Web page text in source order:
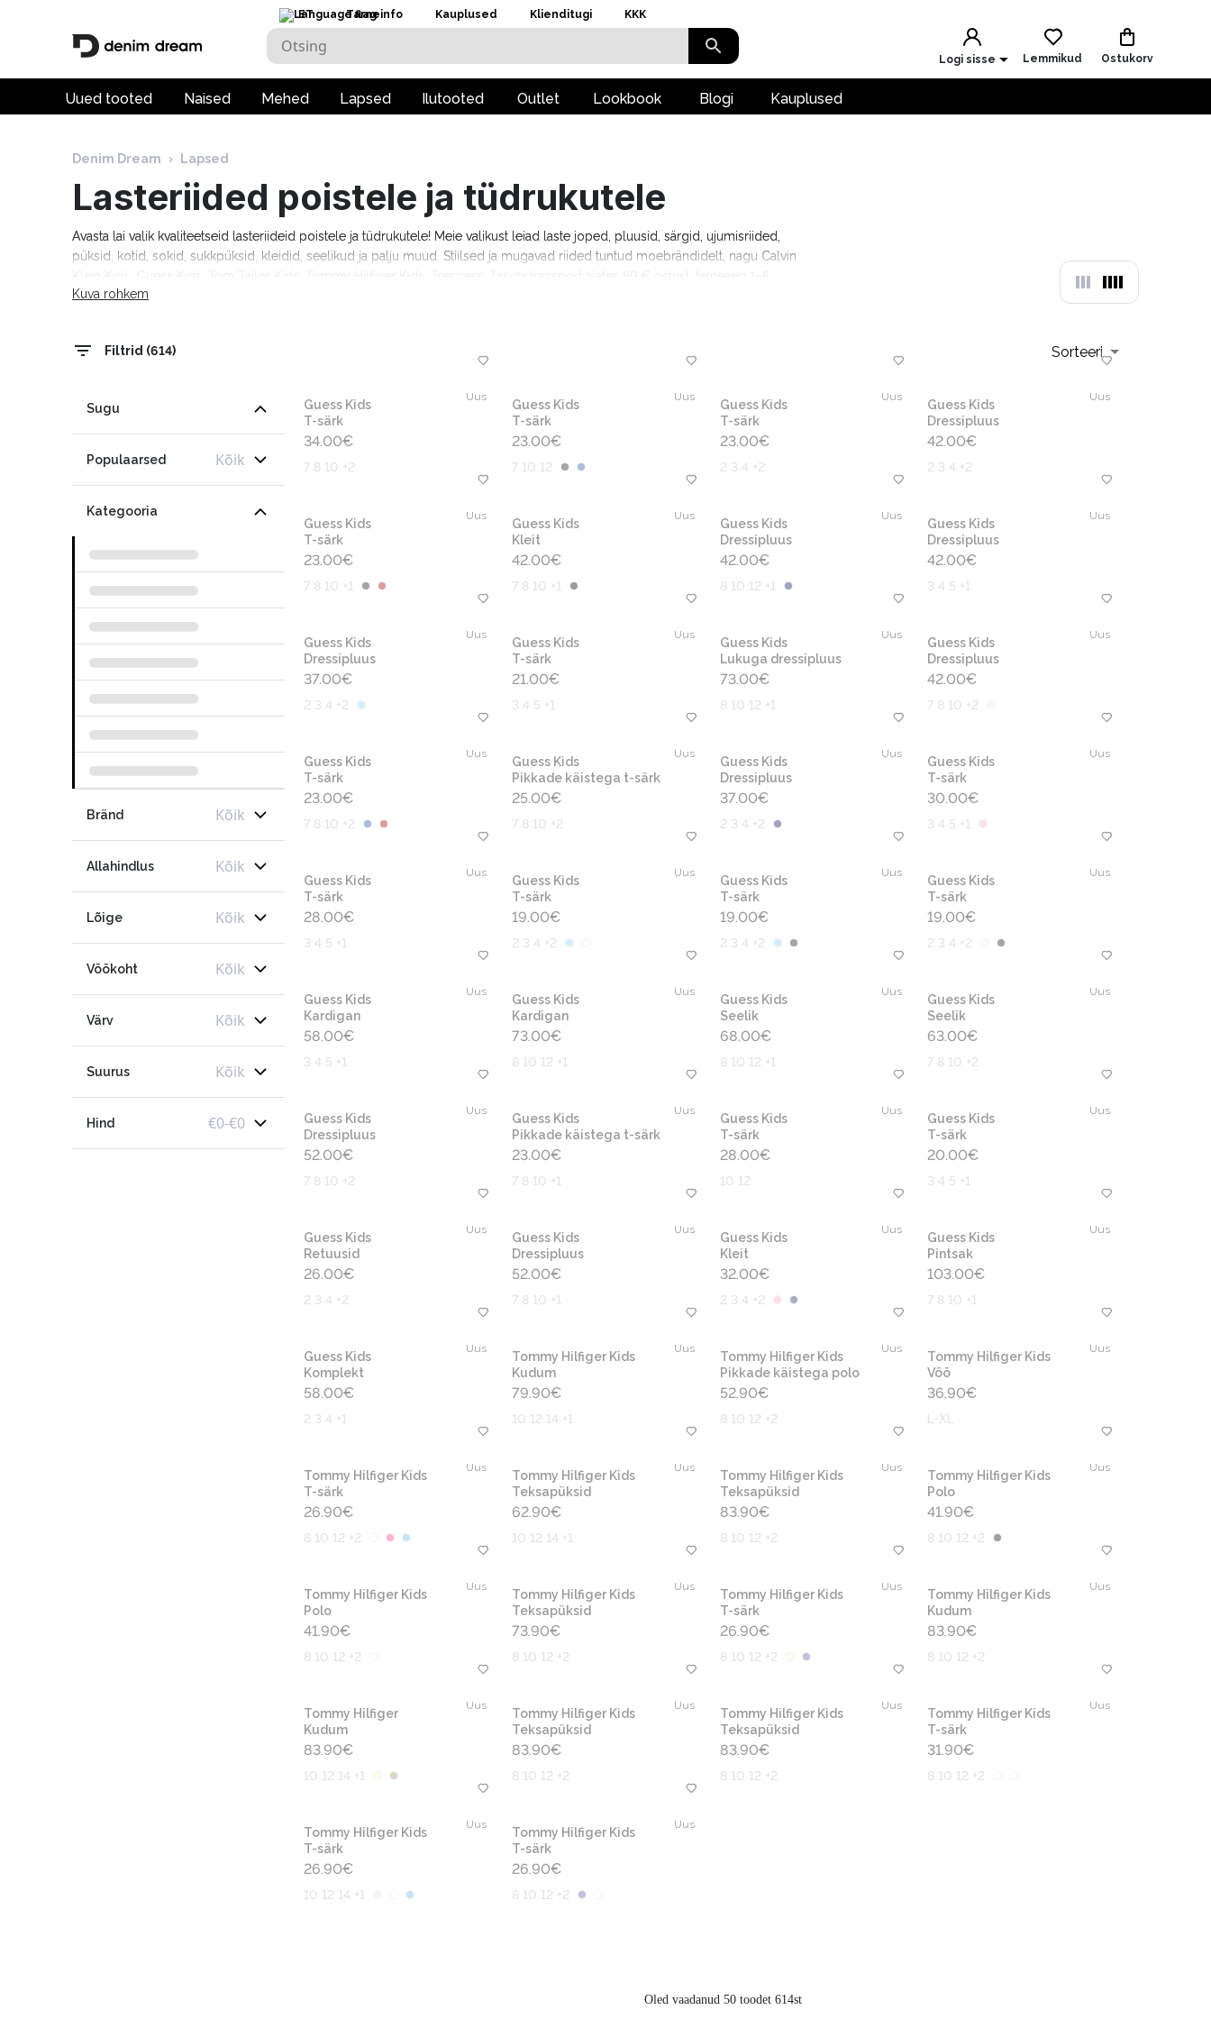
ET Tarneinfo Kauplused Klienditugi KKK
Logi sisse Lemmikud Ostukorv
Uued tooted Naised Mehed Lapsed Ilutooted Outlet Lookbook Blogi Kauplused
Denim Dream › Lapsed
Lasteriided poistele ja tüdrukutele
Avasta lai valik kvaliteetseid lasteriideid poistele ja tüdrukutele! Meie valikust leiad laste joped, pluusid, särgid, ujumisriided,
püksid, kotid, sokid, sukkpüksid, kleidid, seelikud ja palju muud. Stiilsed ja mugavad riided tuntud moebrändidelt, nagu Calvin
tööpäeva!
Kuva rohkem
Filtrid (614)
Sugu
Populaarsed Kõik
Kategooria
Bränd Kõik
Allahindlus Kõik
Lõige Kõik
Vöökoht Kõik
Värv Kõik
Suurus Kõik
Hind €0-€0
Sorteeri
Uus
Guess Kids
T-särk
34.00€
7 8 10 +2
Uus
Guess Kids
T-särk
23.00€
7 10 12
Uus
Guess Kids
T-särk
23.00€
2 3 4 +2
Uus
Guess Kids
Dressipluus
42.00€
2 3 4 +2
Uus
Guess Kids
T-särk
23.00€
7 8 10 +1
Uus
Guess Kids
Kleit
42.00€
7 8 10 +1
Uus
Guess Kids
Dressipluus
42.00€
8 10 12 +1
Uus
Guess Kids
Dressipluus
42.00€
3 4 5 +1
Uus
Guess Kids
Dressipluus
37.00€
2 3 4 +2
Uus
Guess Kids
T-särk
21.00€
3 4 5 +1
Uus
Guess Kids
Lukuga dressipluus
73.00€
8 10 12 +1
Uus
Guess Kids
Dressipluus
42.00€
7 8 10 +2
Uus
Guess Kids
T-särk
23.00€
7 8 10 +2
Uus
Guess Kids
Pikkade käistega t-särk
25.00€
7 8 10 +2
Uus
Guess Kids
Dressipluus
37.00€
2 3 4 +2
Uus
Guess Kids
T-särk
30.00€
3 4 5 +1
Uus
Guess Kids
T-särk
28.00€
3 4 5 +1
Uus
Guess Kids
T-särk
19.00€
2 3 4 +2
Uus
Guess Kids
T-särk
19.00€
2 3 4 +2
Uus
Guess Kids
T-särk
19.00€
2 3 4 +2
Uus
Guess Kids
Kardigan
58.00€
3 4 5 +1
Uus
Guess Kids
Kardigan
73.00€
8 10 12 +1
Uus
Guess Kids
Seelik
68.00€
8 10 12 +1
Uus
Guess Kids
Seelik
63.00€
7 8 10 +2
Uus
Guess Kids
Dressipluus
52.00€
7 8 10 +2
Uus
Guess Kids
Pikkade käistega t-särk
23.00€
7 8 10 +1
Uus
Guess Kids
T-särk
28.00€
10 12
Uus
Guess Kids
T-särk
20.00€
3 4 5 +1
Uus
Guess Kids
Retuusid
26.00€
2 3 4 +2
Uus
Guess Kids
Dressipluus
52.00€
7 8 10 +1
Uus
Guess Kids
Kleit
32.00€
2 3 4 +2
Uus
Guess Kids
Pintsak
103.00€
7 8 10 +1
Uus
Guess Kids
Komplekt
58.00€
2 3 4 +1
Uus
Tommy Hilfiger Kids
Kudum
79.90€
10 12 14 +1
Uus
Tommy Hilfiger Kids
Pikkade käistega polo
52.90€
8 10 12 +2
Uus
Tommy Hilfiger Kids
Vöö
36.90€
L-XL
Uus
Tommy Hilfiger Kids
T-särk
26.90€
8 10 12 +2
Uus
Tommy Hilfiger Kids
Teksapüksid
62.90€
10 12 14 +1
Uus
Tommy Hilfiger Kids
Teksapüksid
83.90€
8 10 12 +2
Uus
Tommy Hilfiger Kids
Polo
41.90€
8 10 12 +2
Uus
Tommy Hilfiger Kids
Polo
41.90€
8 10 12 +2
Uus
Tommy Hilfiger Kids
Teksapüksid
73.90€
8 10 12 +2
Uus
Tommy Hilfiger Kids
T-särk
26.90€
8 10 12 +2
Uus
Tommy Hilfiger Kids
Kudum
83.90€
8 10 12 +2
Uus
Tommy Hilfiger
Kudum
83.90€
10 12 14 +1
Uus
Tommy Hilfiger Kids
Teksapüksid
83.90€
8 10 12 +2
Uus
Tommy Hilfiger Kids
Teksapüksid
83.90€
8 10 12 +2
Uus
Tommy Hilfiger Kids
T-särk
31.90€
8 10 12 +2
Uus
Tommy Hilfiger Kids
T-särk
26.90€
10 12 14 +1
Uus
Tommy Hilfiger Kids
T-särk
26.90€
8 10 12 +2
Oled vaadanud 50 toodet 614st